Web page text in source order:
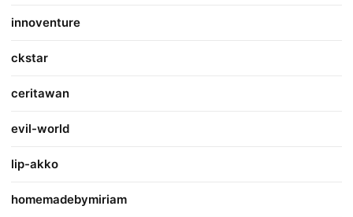
innoventure
ckstar
ceritawan
evil-world
lip-akko
homemadebymiriam